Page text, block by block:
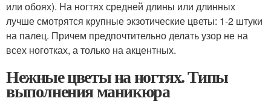
или обоях). На ногтях средней длины или длинных
лучше смотрятся крупные экзотические цветы: 1-2 штуки
на палец. Причем предпочтительно делать узор не на
всех ноготках, а только на акцентных.
Нежные цветы на ногтях. Типы
выполнения маникюра